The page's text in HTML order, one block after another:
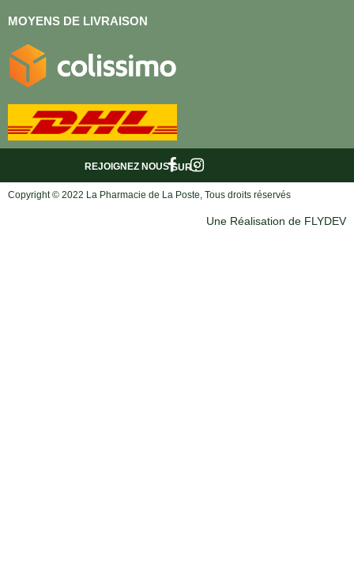
MOYENS DE LIVRAISON
SUR :
REJOIGNEZ NOUS
Copyright © 2022 La Pharmacie de La Poste, Tous droits réservés
Une Réalisation de FLYDEV